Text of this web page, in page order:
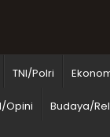
TNI/Polri
Opini Budaya/